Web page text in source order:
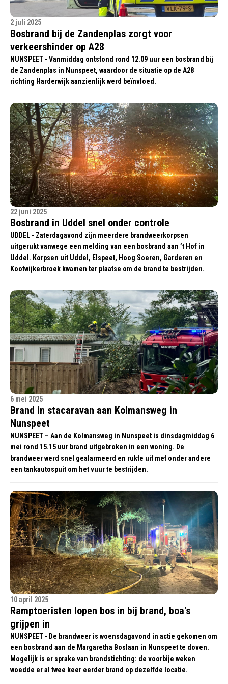
2 juli 2025
Bosbrand bij de Zandenplas zorgt voor
verkeershinder op A28
NUNSPEET - Vanmiddag ontstond rond 12.09 uur een bosbrand bij
de Zandenplas in Nunspeet, waardoor de situatie op de A28
richting Harderwijk aanzienlijk werd beïnvloed.
22 juni 2025
Bosbrand in Uddel snel onder controle
UDDEL - Zaterdagavond zijn meerdere brandweerkorpsen
uitgerukt vanwege een melding van een bosbrand aan ’t Hof in
Uddel. Korpsen uit Uddel, Elspeet, Hoog Soeren, Garderen en
Kootwijkerbroek kwamen ter plaatse om de brand te bestrijden.
6 mei 2025
Brand in stacaravan aan Kolmansweg in
Nunspeet
NUNSPEET – Aan de Kolmansweg in Nunspeet is dinsdagmiddag 6
mei rond 15.15 uur brand uitgebroken in een woning. De
brandweer werd snel gealarmeerd en rukte uit met onder andere
een tankautospuit om het vuur te bestrijden.
10 april 2025
Ramptoeristen lopen bos in bij brand, boa's
grijpen in
NUNSPEET - De brandweer is woensdagavond in actie gekomen om
een bosbrand aan de Margaretha Boslaan in Nunspeet te doven.
Mogelijk is er sprake van brandstichting: de voorbije weken
woedde er al twee keer eerder brand op dezelfde locatie.